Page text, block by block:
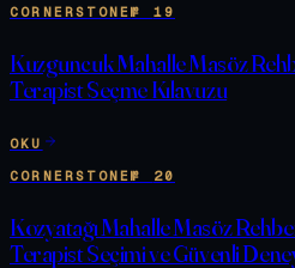
CORNERSTONE№ 19
Kuzguncuk Mahalle Masöz
Terapist Seçme Kılavuzu
OKU
CORNERSTONE№ 20
Kozyatağı Mahalle Masöz
Terapist Seçimi ve Güvenli